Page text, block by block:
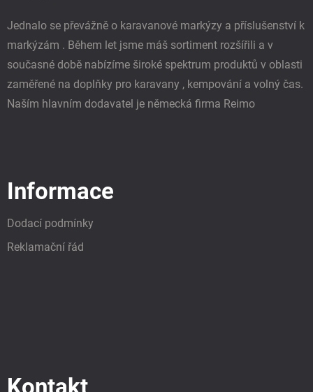
Jednalo se převážně o karavanové markýzy a příslušenství k
markýzám . Během let jsme máš sortiment rozšířili a v
současné době nabízíme široké spektrum produktů v oblasti
zaměřené na doplňky pro karavany , kempování a volný čas.
Naším hlavním dodavatel je německá firma Reimo
Informace
Dodací podmínky
Reklamační řád